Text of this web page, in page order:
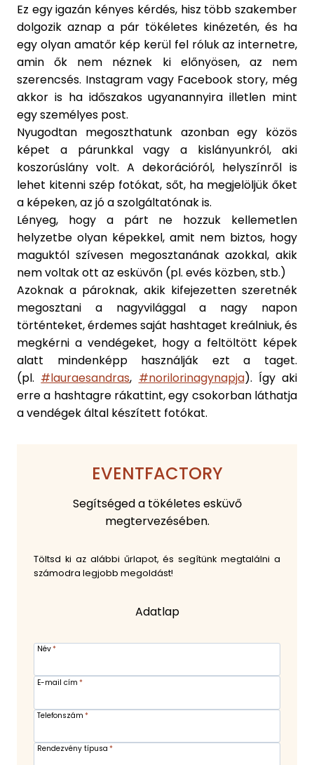
Ez egy igazán kényes kérdés, hisz több szakember
dolgozik aznap a pár tökéletes kinézetén, és ha
egy olyan amatőr kép kerül fel róluk az internetre,
amin ők nem néznek ki előnyösen, az nem
szerencsés. Instagram vagy Facebook story, még
akkor is ha időszakos ugyanannyira illetlen mint
egy személyes post.
Nyugodtan megoszthatunk azonban egy közös
képet a párunkkal vagy a kislányunkról, aki
koszorúslány volt. A dekorációról, helyszínről is
lehet kitenni szép fotókat, sőt, ha megjelöljük őket
a képeken, az jó a szolgáltatónak is.
Lényeg, hogy a párt ne hozzuk kellemetlen
helyzetbe olyan képekkel, amit nem biztos, hogy
maguktól szívesen megosztanának azokkal, akik
nem voltak ott az esküvőn (pl. evés közben, stb.)
Azoknak a pároknak, akik kifejezetten szeretnék
megosztani a nagyvilággal a nagy napon
történteket, érdemes saját hashtaget kreálniuk, és
megkérni a vendégeket, hogy a feltöltött képek
alatt mindenképp használják ezt a taget.
(pl. #lauraesandras, #norilorinagynapja). Így aki
erre a hashtagre rákattint, egy csokorban láthatja
a vendégek által készített fotókat.
EVENTFACTORY
Segítséged a tökéletes esküvő
megtervezésében.
Töltsd ki az alábbi űrlapot, és segítünk megtalálni a
számodra legjobb megoldást!
Adatlap
Név*
E-mail cím *
Telefonszám *
Rendezvény típusa *